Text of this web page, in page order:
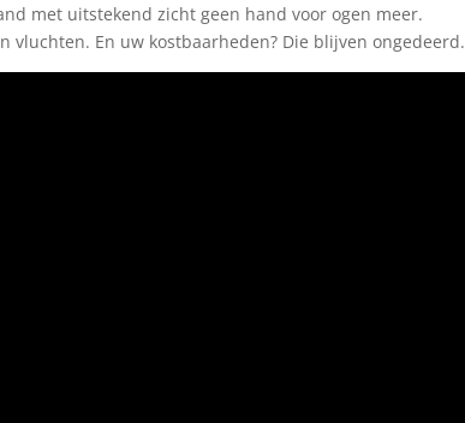
met uitstekend zicht geen hand voor ogen meer.
En uw kostbaarheden? Die blijven ongedeerd.